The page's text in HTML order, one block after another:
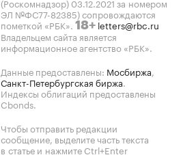
(Роскомнадзор) 03.12.2021 за номером
ЭЛ №ФС77-82385) сопровождаются
пометкой «РБК». 18+ letters@rbc.ru
Владельцем сайта является
информационное агентство «РБК».
Данные предоставлены: Мосбиржа,
Санкт-Петербургская биржа.
Индексы облигаций предоставлены
Cbonds.
Чтобы отправить редакции
сообщение, выделите часть текста
в статье и нажмите Ctrl+Enter